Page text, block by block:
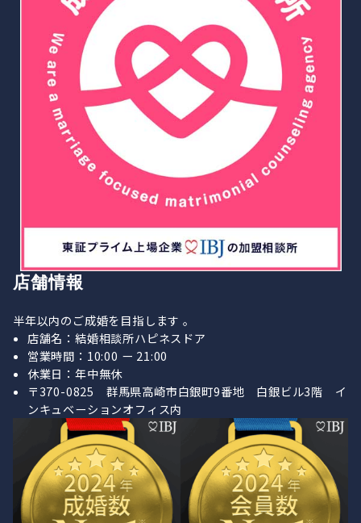
店舗情報
半年以内のご成婚を目指します 。
店舗名：結婚相談所ハピネスドア
営業時間：10:00 ー 21:00
休業日：年中無休
〒370-0825 群馬県高崎市白銀町9番地 白銀ビル3階 イ
ンキュベーションオフィス内